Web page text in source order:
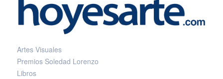
Artes Visuales
Premios Soledad Lorenzo
Libros